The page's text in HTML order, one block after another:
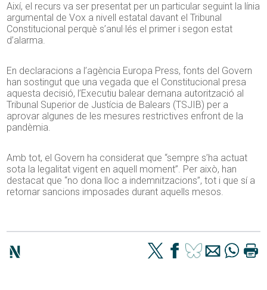
Així, el recurs va ser presentat per un particular seguint la línia
argumental de Vox a nivell estatal davant el Tribunal
Constitucional perquè s’anul·lés el primer i segon estat
d’alarma.
En declaracions a l’agència Europa Press, fonts del Govern
han sostingut que una vegada que el Constitucional presa
aquesta decisió, l’Executiu balear demana autorització al
Tribunal Superior de Justícia de Balears (TSJIB) per a
aprovar algunes de les mesures restrictives enfront de la
pandèmia.
Amb tot, el Govern ha considerat que “sempre s’ha actuat
sota la legalitat vigent en aquell moment”. Per això, han
destacat que “no dona lloc a indemnitzacions”, tot i que sí a
retornar sancions imposades durant aquells mesos.